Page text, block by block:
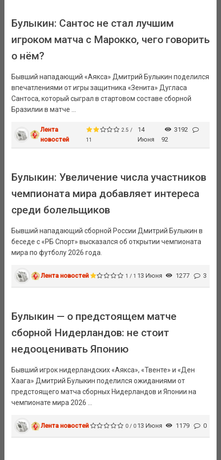
Булыкин: Сантос не стал лучшим
игроком матча с Марокко, чего говорить
о нём?
Бывший нападающий «Аякса» Дмитрий Булыкин поделился
впечатлениями от игры защитника «Зенита» Дугласа
Сантоса, который сыграл в стартовом составе сборной
Бразилии в матче ...
Лента
новостей
2.5 /
11
14
Июня
3192
92
Булыкин: Увеличение числа участников
чемпионата мира добавляет интереса
среди болельщиков
Бывший нападающий сборной России Дмитрий Булыкин в
беседе с «РБ Спорт» высказался об открытии чемпионата
мира по футболу 2026 года.
Лента новостей 1 / 1 13 Июня 1277 3
Булыкин — о предстоящем матче
сборной Нидерландов: не стоит
недооценивать Японию
Бывший игрок нидерландских «Аякса», «Твенте» и «Ден
Хаага» Дмитрий Булыкин поделился ожиданиями от
предстоящего матча сборных Нидерландов и Японии на
чемпионате мира 2026 ...
Лента новостей 0 / 0 13 Июня 1179 0